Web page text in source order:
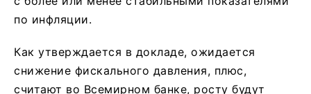
по инфляции.
Как утверждается в докладе, ожидается
снижение фискального давления, плюс,
считают во Всемирном банке, росту будут